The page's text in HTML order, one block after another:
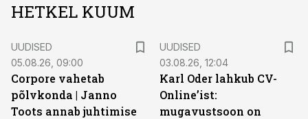
HETKEL KUUM
UUDISED
05.08.26, 09:00
Corpore vahetab
põlvkonda | Janno
Toots annab juhtimise
UUDISED
03.08.26, 12:04
Karl Oder lahkub CV-
Online’ist:
mugavustsoon on